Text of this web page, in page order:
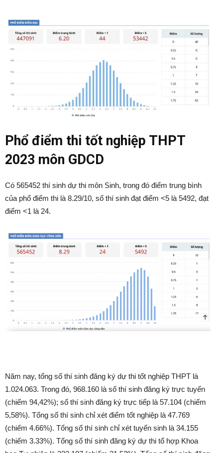
Phổ điểm thi tốt nghiệp THPT
2023 môn GDCD
Có 565452 thí sinh dự thi môn Sinh, trong đó điểm trung bình
của phổ điểm thi là 8.29/10, số thí sinh đạt điểm <5 là 5492, đạt
điểm <1 là 24.
Năm nay, tổng số thí sinh đăng ký dự thi tốt nghiệp THPT là
1.024.063. Trong đó, 968.160 là số thí sinh đăng ký trực tuyến
(chiếm 94,42%); số thí sinh đăng ký trực tiếp là 57.104 (chiếm
5,58%). Tổng số thí sinh chỉ xét điểm tốt nghiệp là 47.769
(chiếm 4.66%). Tổng số thí sinh chỉ xét tuyển sinh là 34.155
(chiếm 3.33%). Tổng số thí sinh đăng ký dự thi tổ hợp Khoa